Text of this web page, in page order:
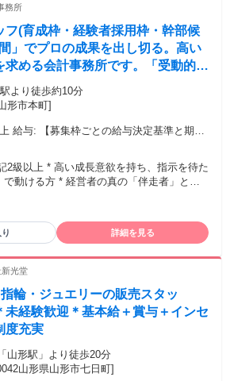
評価することで、 年一回の昇給額が決ま
売上をあげることより、後輩に教える こと
できるのが、この制度 の特徴。 これによ
自分の販売ノウ ハウを後輩に教え、新人
短にすることが可能になった。 ★インセ
を、すぐに 受けれるようにしたキャンペ
した成果に対し、すぐに インセンティブを
がいい場合は
賞与を含め、賞与に関しては 勤続2年目から支給。
ル └Word・Excelへの文字入力 └メール対
けど経験がない ・定時帰宅可能な接客販
プライベートも大切にしたい ・人と接する
ッションが好き ・人生の節目をお手伝いす
同じ職場で長く働き続けたい ・今の会社で
・働きがいを感じたい ・お客様と直接話
い ・自分の人生の節目にチャレンジした
ブライダル・販売・アパレル・美容・ サー
いう方は大歓迎です。 - 【スタッフイ
に全くの未経験から 入社し、慣れない仕
いましたが、先輩たち が丁寧に教えてくだ
今ではやりがいを 感じるようになりまし
ちで接しているので、 お客様の笑顔が見れ
大きいですし、 こちらまで嬉しくなっちゃ
キャンペーンによる インセンティブの支給
て働きがいがあります。 会社の業績が
の賞与とは別に、 決算賞与がでるのもう
務所
フ(育成枠・経験者採用枠・幹部候
」でプロの成果を出し切る。高い
求める会計事務所です。「受動的」
び、成長する姿勢」を重視します。
・山形駅より徒歩約10分
形市本町]
与決定基準と期待
自学自習の姿勢・即戦力化へのポテンシャ
決定します。 * 「学びながら給与を得る」
速に成長し、早期に実務で価値を出すこ
ります。 ② 経験者採用枠（月給
* 実務経験3年以上および顧
できるスキルが前提の給与基準です。 * 単
、月次・決算・申告の完遂力、期限・品
質を直接評価して給与に反映します。 ③
ー）候補枠（個別に優遇提示／経験・実
捗
ロー改善に責任を持つプレイヤーマネー
や組織貢献度を考慮し、個別の優遇条件
昇
で動ける方 * 経営者の真の「伴走者」とし
して責任と成果に妥協しない方 ※選考
遇・給与設定は、保有知識・適性・即戦力
ルを考慮し、個別に厳正決定いたします。
詳細を見る
光堂
輪・ジュエリーの販売スタッ
経験歓迎＊基本給＋賞与＋インセ
度充実
山形駅」より徒歩20分
山形県山形市七日町]